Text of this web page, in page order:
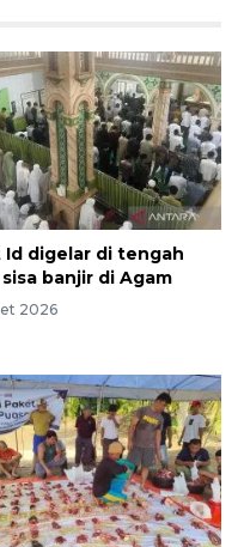
Id digelar di tengah
banjir di Agam
2026